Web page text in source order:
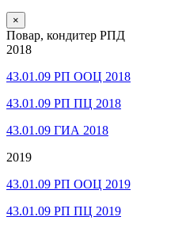
×
Повар, кондитер РПД
2018
43.01.09 РП ООЦ 2018
43.01.09 РП ПЦ 2018
43.01.09 ГИА 2018
2019
43.01.09 РП ООЦ 2019
43.01.09 РП ПЦ 2019